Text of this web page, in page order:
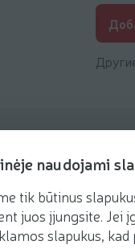
naudojami
tik būtinus
juos įjungsite. Jei
slapukus,